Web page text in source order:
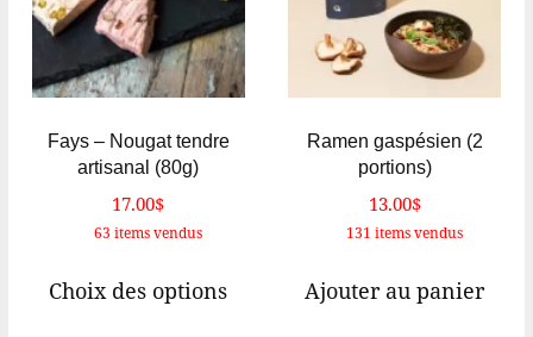
gr
Fays – Nougat tendre
artisanal (80g)
17.00$
63 items vendus
Choix des optionsproduit
Ramen gaspésien (2
portions)
13.00$
131 items vendus
Ajouter au panier